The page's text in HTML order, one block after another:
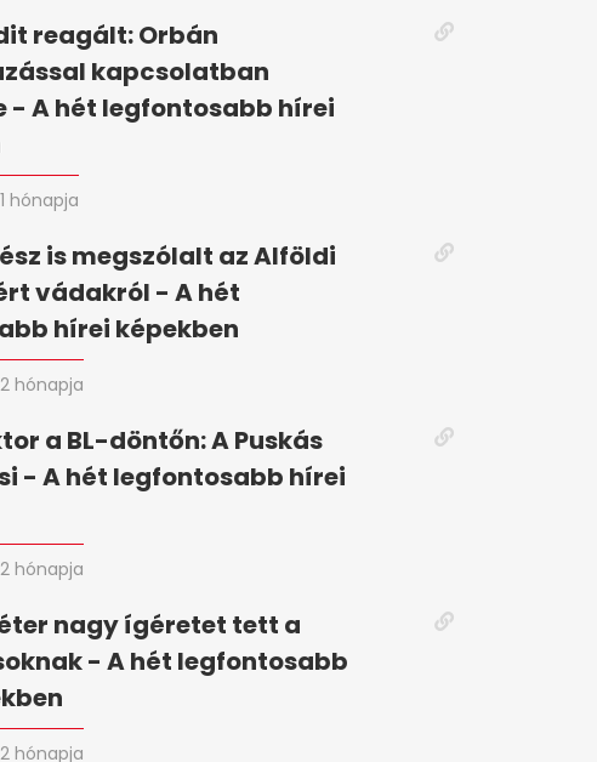
reagált: Orbán
kapcsolatban
- A hét legfontosabb hírei
1 hónapja
is megszólalt az Alföldi
vádakról - A hét
hírei képekben
2 hónapja
a BL-döntőn: A Puskás
- A hét legfontosabb hírei
2 hónapja
nagy ígéretet tett a
- A hét legfontosabb
2 hónapja